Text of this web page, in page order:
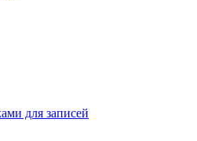
для записей